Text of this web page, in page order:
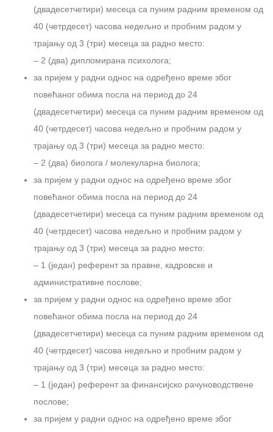
(двадесетчетири) месеца са пуним радним временом од
40 (четрдесет) часова недељно и пробним радом у
трајању од 3 (три) месеца за радно место:
– 2 (два) дипломирана психолога;
за пријем у радни однос на одређено време због
повећаног обима посла на период до 24
(двадесетчетири) месеца са пуним радним временом од
40 (четрдесет) часова недељно и пробним радом у
трајању од 3 (три) месеца за радно место:
– 2 (два) биолога / молекуларна биолога;
за пријем у радни однос на одређено време због
повећаног обима посла на период до 24
(двадесетчетири) месеца са пуним радним временом од
40 (четрдесет) часова недељно и пробним радом у
трајању од 3 (три) месеца за радно место:
– 1 (један) референт за правне, кадровске и
административне послове;
за пријем у радни однос на одређено време због
повећаног обима посла на период до 24
(двадесетчетири) месеца са пуним радним временом од
40 (четрдесет) часова недељно и пробним радом у
трајању од 3 (три) месеца за радно место:
– 1 (један) референт за финансијско рачуноводствене
послове;
за пријем у радни однос на одређено време због